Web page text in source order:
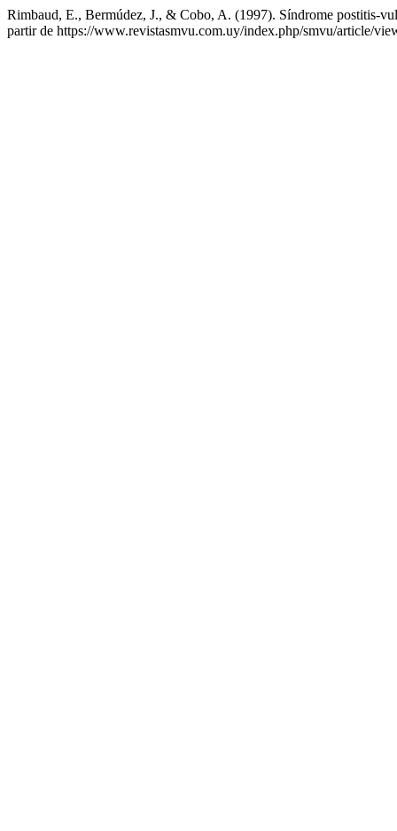
Rimbaud, E., Bermúdez, J., & Cobo, A. (1997). Síndrome postitis-
partir de https://www.revistasmvu.com.uy/index.php/smvu/article/